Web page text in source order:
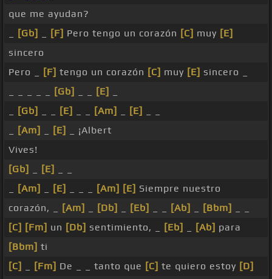
que me ayudan?
[Gb] [F] Pero tengo un corazón [C] muy [E]
sincero
Pero _
[F] tengo un corazón [C] muy [E] sincero _
[Gb] [E]
[Gb] [E] [Am] [E]
[Am] [E]
_ ¡Albert
Vives!
[Gb]
[E]
[Am] [E] [Am] [E] Siempre nuestro
corazón, _
[Am] [Db] [Eb] [Ab] [Bbm]
[C] [Fm] un [Db] sentimiento, _ [Eb] [Ab] para
[Bbm] ti
[C]
[Fm] De _ _ tanto que [C] te quiero estoy [D]